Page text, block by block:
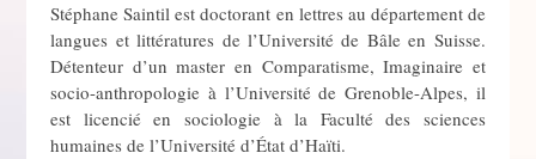
Stéphane Saintil est doctorant en lettres au département de
langues et littératures de l’Université de Bâle en Suisse.
Détenteur d’un master en Comparatisme, Imaginaire et
socio-anthropologie à l’Université de Grenoble-Alpes, il
est licencié en sociologie à la Faculté des sciences
humaines de l’Université d’État d’Haïti.